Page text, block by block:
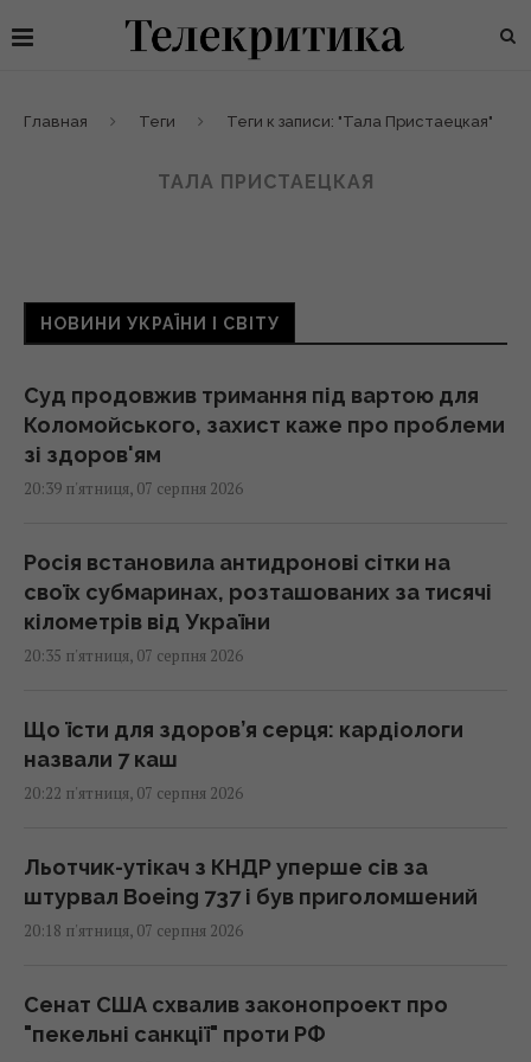
Главная Теги Теги к записи: "Тала Пристаецкая"
ТАЛА ПРИСТАЕЦКАЯ
НОВИНИ УКРАЇНИ І СВІТУ
Суд продовжив тримання під вартою для
Коломойського, захист каже про проблеми
зі здоров'ям
20:39 п'ятниця, 07 серпня 2026
Росія встановила антидронові сітки на
своїх субмаринах, розташованих за тисячі
кілометрів від України
20:35 п'ятниця, 07 серпня 2026
Що їсти для здоров’я серця: кардіологи
назвали 7 каш
20:22 п'ятниця, 07 серпня 2026
Льотчик-утікач з КНДР уперше сів за
штурвал Boeing 737 і був приголомшений
20:18 п'ятниця, 07 серпня 2026
Сенат США схвалив законопроект про
"пекельні санкції" проти РФ